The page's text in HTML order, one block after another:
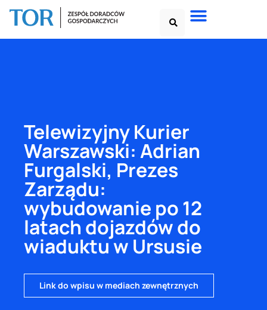
Telewizyjny Kurier
Warszawski: Adrian
Furgalski, Prezes
Zarządu:
wybudowanie po 12
latach dojazdów do
wiaduktu w Ursusie
Link do wpisu w mediach zewnętrznych